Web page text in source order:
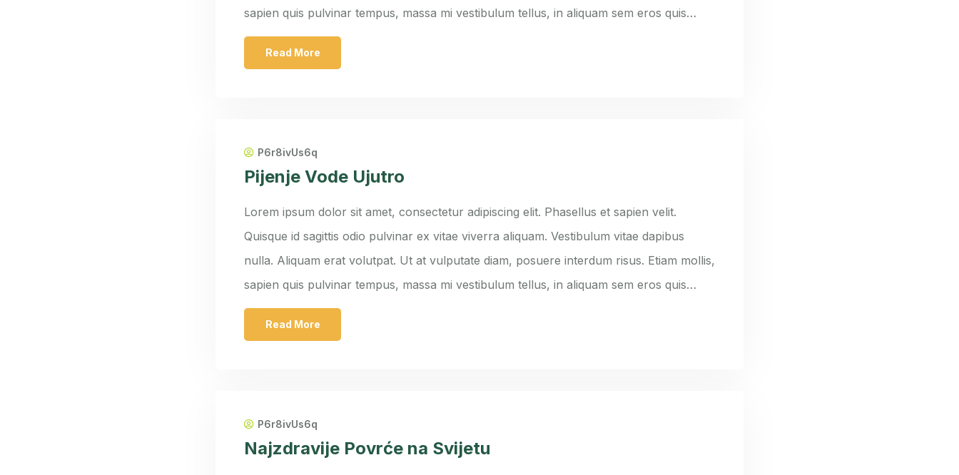
sapien quis pulvinar tempus, massa mi vestibulum tellus, in aliquam sem eros quis…
Read More
P6r8ivUs6q
Pijenje Vode Ujutro
Lorem ipsum dolor sit amet, consectetur adipiscing elit. Phasellus et sapien velit.
Quisque id sagittis odio pulvinar ex vitae viverra aliquam. Vestibulum vitae dapibus
nulla. Aliquam erat volutpat. Ut at vulputate diam, posuere interdum risus. Etiam mollis,
sapien quis pulvinar tempus, massa mi vestibulum tellus, in aliquam sem eros quis…
Read More
P6r8ivUs6q
Najzdravije Povrće na Svijetu